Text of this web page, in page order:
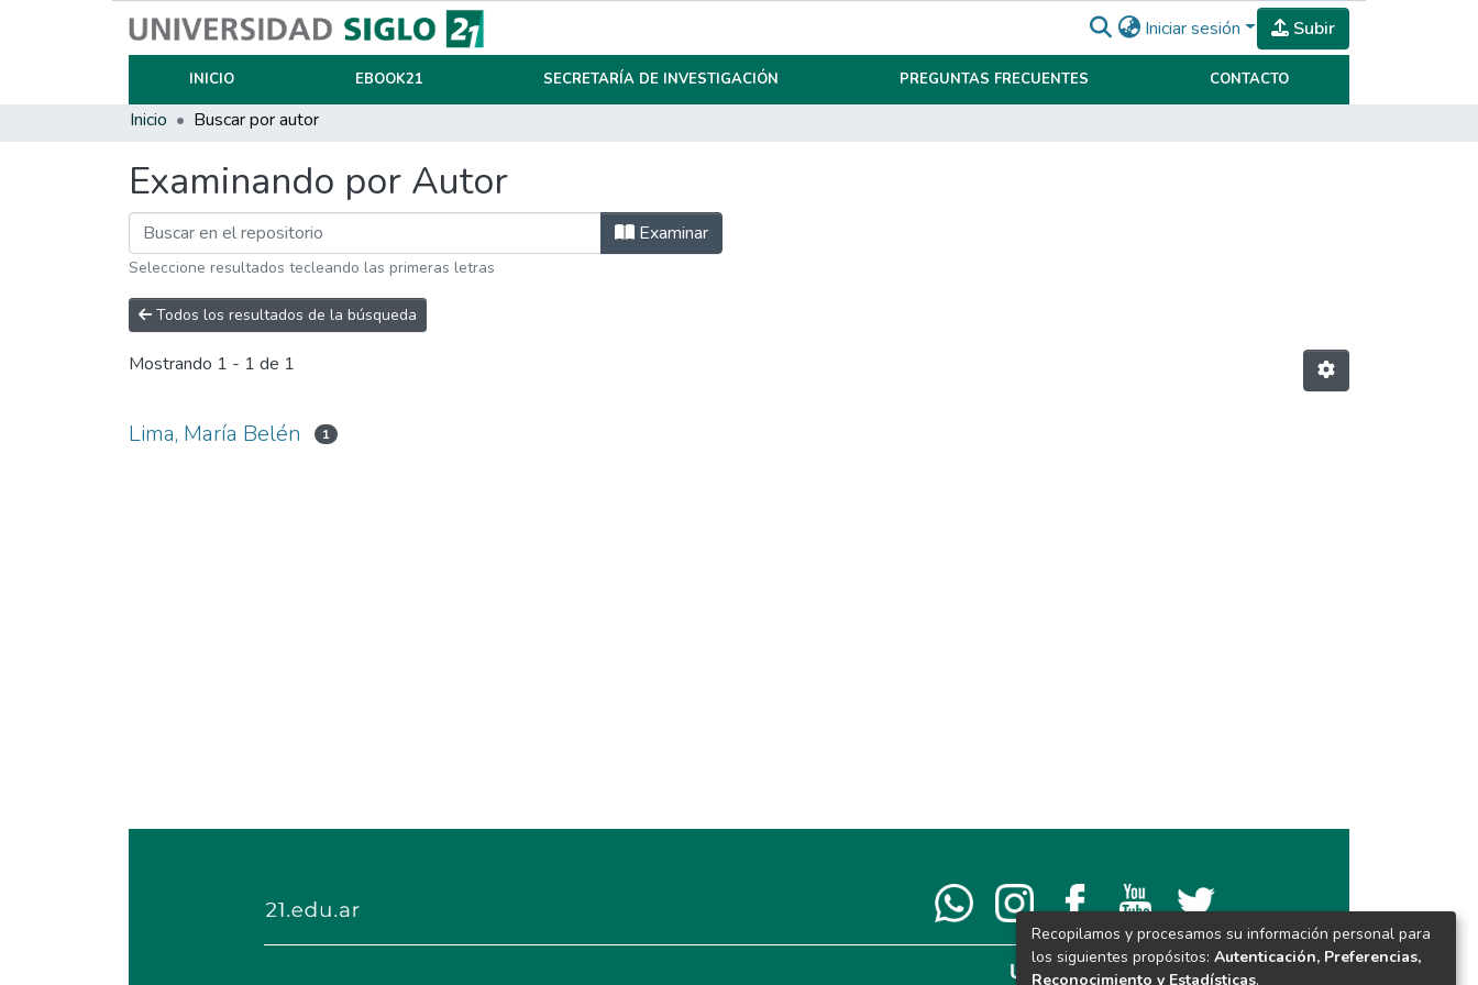
Iniciar sesión Subir
INICIO EBOOK21 SECRETARÍA DE INVESTIGACIÓN PREGUNTAS FRECUENTES CONTACTO
Inicio Buscar por autor
Examinando por Autor
Examinar
Seleccione resultados tecleando las primeras letras
Todos los resultados de la búsqueda
Mostrando 1 - 1 de 1
Lima, María Belén 1
Recopilamos y procesamos su información personal para
los siguientes propósitos: Autenticación, Preferencias,
Reconocimiento y Estadísticas.